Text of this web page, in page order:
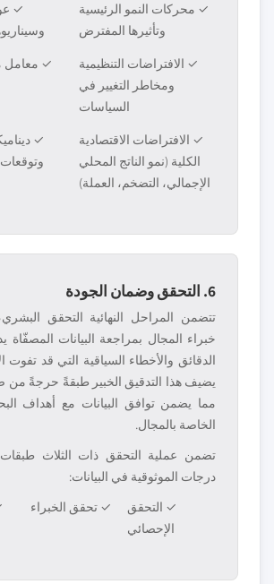
✓ محركات النمو الرئيسية
وتأثيرها المفترض
✓
✓ الافتراضات التنظيمية
ومخاطر التغيير في
السياسات
✓ معامل
✓ الافتراضات الاقتصادية
الكلية (نمو الناتج المحلي
الإجمالي، التضخم، العملة)
✓
6. التحقق وضمان الجودة
تتضمن المراحل النهائية التحقق
خبراء المجال بمراجعة البيانات المصفّاة
الدقائق والأخطاء السياقية التي قد تفوت
يضيف هذا التدقيق الخبير طبقةً حرجةً من
مما يضمن توافق البيانات مع أهداف
الخاصة بالمجال.
تضمن عملية التحقق ذات الثلاث
درجات الموثوقية في البيانات:
✓ التحقق
الإحصائي
✓ تحقق الخبراء